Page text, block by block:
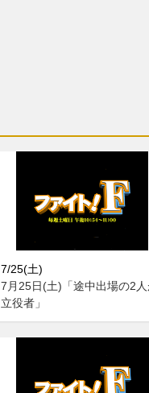
7/25(土)
7月25日(土)「途中出場の2
立役者」